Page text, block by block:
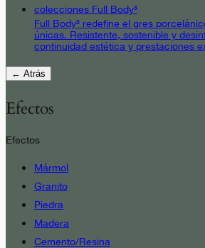
colecciones Full Body³
Full Body³ redefine el gres
únicas. Resistente, sostenible y
continuidad estética y prestaciones
← Atrás
Efectos
Efectos
Mármol
Granito
Piedra
Madera
Cemento/Resina